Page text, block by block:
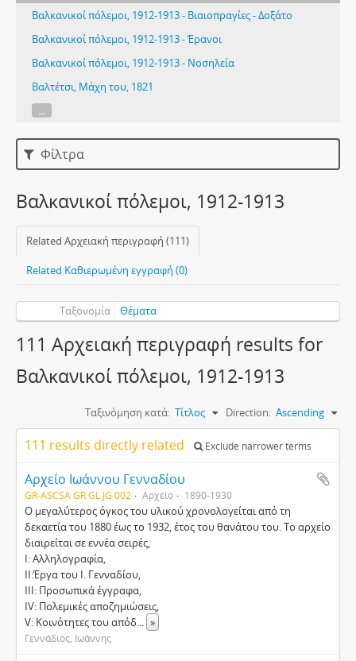
Βαλκανικοί πόλεμοι, 1912-1913 - Βιαιοπραγίες - Δοξάτο
Βαλκανικοί πόλεμοι, 1912-1913 - Έρανοι
Βαλκανικοί πόλεμοι, 1912-1913 - Νοσηλεία
Βαλτέτσι, Μάχη του, 1821
...
Φίλτρα
Βαλκανικοί πόλεμοι, 1912-1913
Related Αρχειακή περιγραφή (111)
Related Καθιερωμένη εγγραφή (0)
Ταξονομία Θέματα
111 Αρχειακή περιγραφή results for
Βαλκανικοί πόλεμοι, 1912-1913
Ταξινόμηση κατά: Τίτλος Direction: Ascending
111 results directly related Exclude narrower terms
Aρχείο Ιωάννου Γενναδίου
GR-ASCSA GR GL JG 002 Αρχείο 1890-1930
Ο μεγαλύτερος όγκος του υλικού χρονολογείται από τη
δεκαετία του 1880 έως το 1932, έτος του θανάτου του. Το αρχείο
διαιρείται σε εννέα σειρές,
Ι: Αλληλογραφία,
ΙΙ:Έργα του Ι. Γενναδίου,
ΙΙΙ: Προσωπικά έγγραφα,
IV: Πολεμικές αποζημιώσεις,
V: Κοινότητες του απόδ... »
Γεννάδιος, Ιωάννης